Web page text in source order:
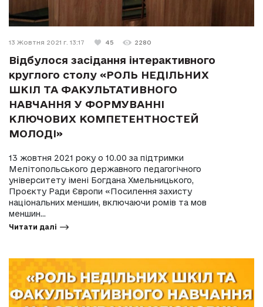
13 Жовтня 2021 г. 13:17 45 2280
Відбулося засідання інтерактивного
круглого столу «РОЛЬ НЕДІЛЬНИХ
ШКІЛ ТА ФАКУЛЬТАТИВНОГО
НАВЧАННЯ У ФОРМУВАННІ
КЛЮЧОВИХ КОМПЕТЕНТНОСТЕЙ
МОЛОДІ»
13 жовтня 2021 року о 10.00 за підтримки
Мелітопольського державного педагогічного
університету імені Богдана Хмельницького,
Проєкту Ради Європи «Посилення захисту
національних меншин, включаючи ромів та мов
меншин...
Читати далі